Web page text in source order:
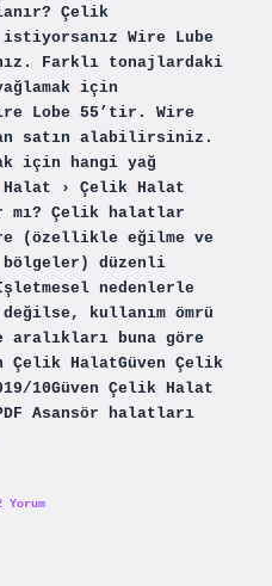
Çelik
Wire Lube
Farklı tonajlardaki
için
Lobe 55’tir. Wire
satın alabilirsiniz.
için hangi yağ
› Çelik Halat
mı? Çelik halatlar
(özellikle eğilme ve
bölgeler) düzenli
nedenlerle
değilse, kullanım ömrü
aralıkları buna göre
Çelik HalatGüven Çelik
10Güven Çelik Halat
Asansör halatları
Yorum